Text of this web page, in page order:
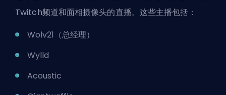
Twitch频道和面相摄像头的直播。这些主播包括：
Wolv21（总经理）
Wylld
Acoustic